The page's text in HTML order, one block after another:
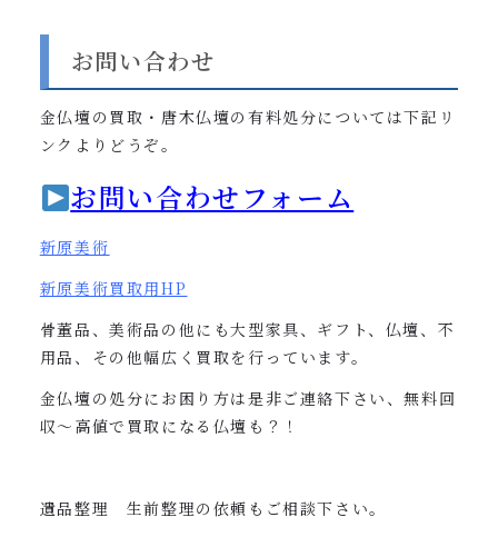
お問い合わせ
金仏壇の買取・唐木仏壇の有料処分については下記リ
ンクよりどうぞ。
お問い合わせフォーム
新原美術
新原美術買取用HP
骨董品、美術品の他にも大型家具、ギフト、仏壇、不
用品、その他幅広く買取を行っています。
金仏壇の処分にお困り方は是非ご連絡下さい、無料回
収〜高値で買取になる仏壇も？！
遺品整理 生前整理の依頼もご相談下さい。